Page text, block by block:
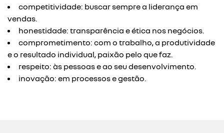
competitividade: buscar sempre a liderança em
vendas.
honestidade: transparência e ética nos negócios.
comprometimento: com o trabalho, a produtividade
e o resultado individual, paixão pelo que faz.
respeito: às pessoas e ao seu desenvolvimento.
inovação: em processos e gestão.